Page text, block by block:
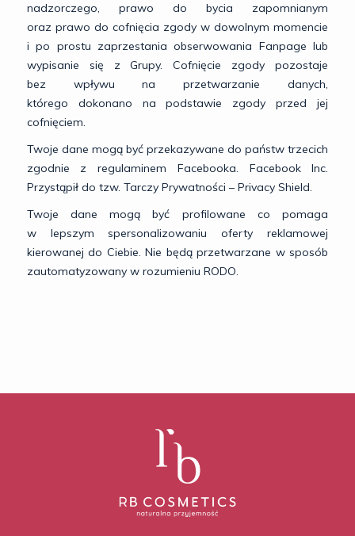
nadzorczego, prawo do bycia zapomnianym
oraz prawo do cofnięcia zgody w dowolnym momencie
i po prostu zaprzestania obserwowania Fanpage lub
wypisanie się z Grupy. Cofnięcie zgody pozostaje
bez wpływu na przetwarzanie danych,
którego dokonano na podstawie zgody przed jej
cofnięciem.
Twoje dane mogą być przekazywane do państw trzecich
zgodnie z regulaminem Facebooka. Facebook Inc.
Przystąpił do tzw. Tarczy Prywatności – Privacy Shield.
Twoje dane mogą być profilowane co pomaga
w lepszym spersonalizowaniu oferty reklamowej
kierowanej do Ciebie. Nie będą przetwarzane w sposób
zautomatyzowany w rozumieniu RODO.